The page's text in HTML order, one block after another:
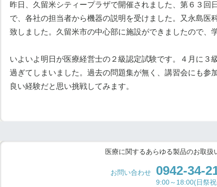
昨日、久留米シティープラザで開催されました、第６３
で、各社の担当者から機器の説明を受けました。又永島
致しました。久留米市の中心部に施設ができましたので、
いよいよ明日が医療経営士の２級認定試験です。４月に
過ぎてしまいました。過去の問題集が無く、講習会にも参
良い経験だと思い挑戦してみます。
医療に関するあらゆる製品のお取
お問い合わせ 0942-34-
9:00～18:00(日祭